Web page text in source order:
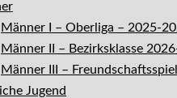
Männer I – Oberliga – 2025-
Männer II – Bezirksklasse
Männer III –
Jugend